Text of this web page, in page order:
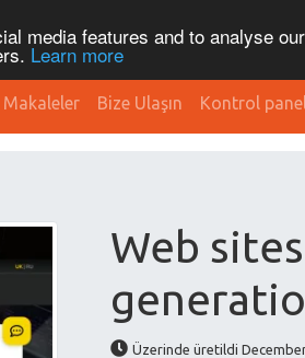
media features and to analyse
Learn more
Makaleler Bize Ulaşın Kontrol
Web
Üzerinde üretildi